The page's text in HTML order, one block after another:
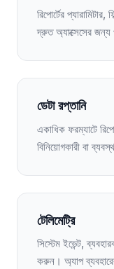
রিপোর্টের
দ্রুত অ্যাক্সেসের জন্য
ডেটা রপ্তানি
একাধিক ফরম্যাটে
বিনিয়োগকারী বা
টেলিমেট্রি
সিস্টেম ইভেন্ট,
করুন। অ্যাপ